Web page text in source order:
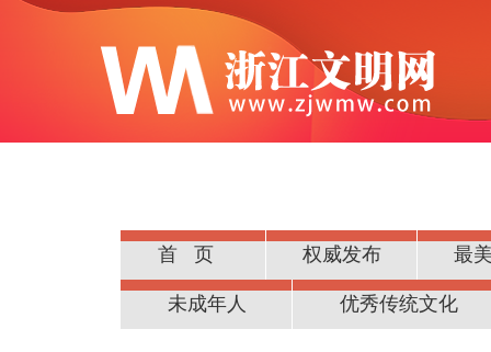
首页 权威发布 最
公民道德
未成年人 优秀传统文化